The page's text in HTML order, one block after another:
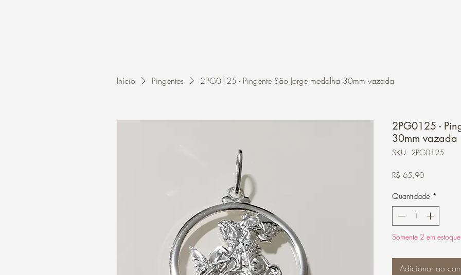
Início Pingentes 2PG0125 - Pingente São Jorge medalha 30mm vazada
2PG0125 -
30mm vazada
SKU: 2PG0125
R$ 65,90Preço
Quantidade *
Somente 2 em estoque
Adicionar ao